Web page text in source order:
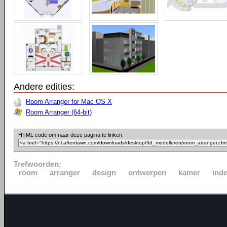
Andere edities:
Room Arranger for Mac OS X
Room Arranger (64-bit)
HTML code om naar deze pagina te linken:
Trefwoorden:
room
arranger design ontwerpen kamer